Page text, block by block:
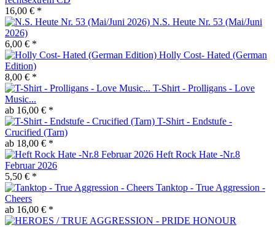
16,00 € *
N.S. Heute Nr. 53 (Mai/Juni
2026)
6,00 € *
Holly Cost- Hated (German
Edition)
8,00 € *
T-Shirt - Prolligans - Love
Music...
ab 16,00 € *
T-Shirt - Endstufe -
Crucified (Tarn)
ab 18,00 € *
Heft Rock Hate -Nr.8
Februar 2026
5,50 € *
Tanktop - True Aggression -
Cheers
ab 16,00 € *